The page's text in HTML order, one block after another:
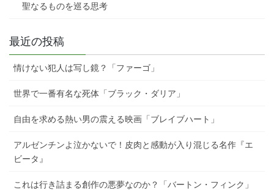
聖なるものを巡る思考
最近の投稿
情けない犯人は写し鏡？「ファーゴ」
世界で一番有名な死体「ブラック・ダリア」
自由を求める熱い男の震える映画「ブレイブハート」
アルゼンチンよ泣かないで！皮肉と感動が入り混じる名作『エ
ビータ』
これは行き詰まる創作の悪夢なのか？「バートン・フィンク」